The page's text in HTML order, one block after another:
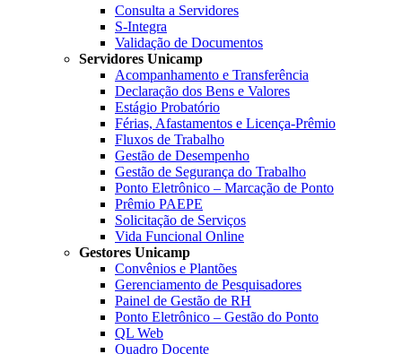
Consulta a Servidores
S-Integra
Validação de Documentos
Servidores Unicamp
Acompanhamento e Transferência
Declaração dos Bens e Valores
Estágio Probatório
Férias, Afastamentos e Licença-Prêmio
Fluxos de Trabalho
Gestão de Desempenho
Gestão de Segurança do Trabalho
Ponto Eletrônico – Marcação de Ponto
Prêmio PAEPE
Solicitação de Serviços
Vida Funcional Online
Gestores Unicamp
Convênios e Plantões
Gerenciamento de Pesquisadores
Painel de Gestão de RH
Ponto Eletrônico – Gestão do Ponto
QL Web
Quadro Docente